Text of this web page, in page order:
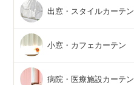
出窓・スタイルカーテン
小窓・カフェカーテン
病院・医療施設カーテン